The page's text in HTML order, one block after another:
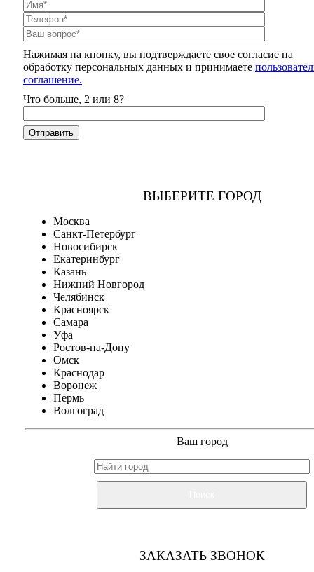
Нажимая на кнопку, вы подтверждаете свое согласие на
обработку персональных данных и принимаете
соглашение.
Что больше, 2 или 8?
ВЫБЕРИТЕ ГОРОД
Москва
Санкт-Петербург
Новосибирск
Екатеринбург
Казань
Нижний Новгород
Челябинск
Красноярск
Самара
Уфа
Ростов-на-Дону
Омск
Краснодар
Воронеж
Пермь
Волгоград
Ваш город
ЗАКАЗАТЬ ЗВОНОК